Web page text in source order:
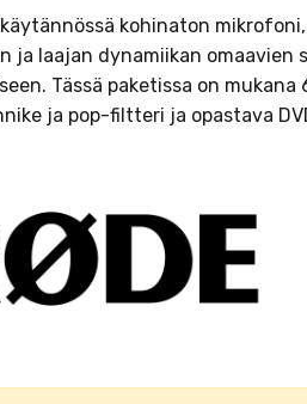
käytännössä kohinaton
ja laajan dynamiikan
Tässä paketissa on mukana
ja pop-filtteri ja opastava